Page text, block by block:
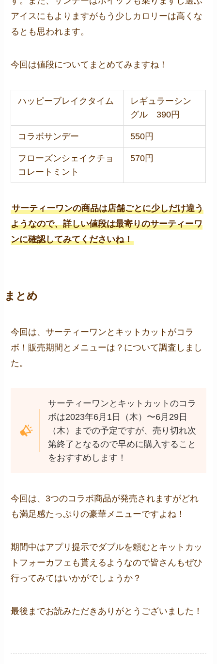
アイスにもよりますがもう少しカロリーは高くな
るとも思われます。
今回は値段についてまとめてみますね！
ハッピーブレイクタイム
レギュラーシン
グル 390円
コラボサンデー 550円
フローズンシェイクチョ
コレートミント
570円
サーティーワンの商品は店舗ごとに少しだけ違う
ようなので、詳しい値段は最寄りのサーティーワ
ンに確認してみてくださいね！
まとめ
今回は、サーティーワンとキットカットがコラ
ボ！販売期間とメニューは？について調査しまし
た。
サーティーワンとキットカットのコラ
ボは2023年6月1日（木）〜6月29日
（木）までの予定ですが、売り切れ次
第終了となるので早めに購入すること
をおすすめします！
今回は、3つのコラボ商品が発売されますがどれ
も満足感たっぷりの豪華メニューですよね！
期間中はアプリ提示でダブルを頼むとキットカッ
トフォーカフェも貰えるようなので皆さんもぜひ
行ってみてはいかがでしょうか？
最後までお読みただきありがとうございました！